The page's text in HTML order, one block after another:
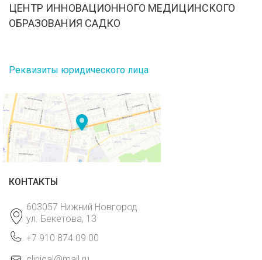
ЦЕНТР ИННОВАЦИОННОГО МЕДИЦИНСКОГО
ОБРАЗОВАНИЯ САДКО
Реквизиты юридического лица
КОНТАКТЫ
603057 Нижний Новгород
ул. Бекетова, 13
+7 910 874 09 00